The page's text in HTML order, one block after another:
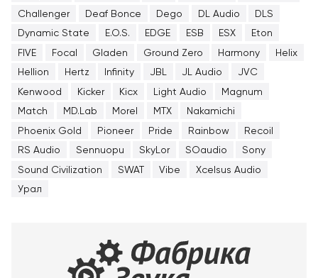
Challenger
Deaf Bonce Dego DL Audio
DLS
Dynamic State
E.O.S. EDGE ESB ESX
Eton
FIVE
Focal Gladen Ground Zero Harmony
Helix
Hellion
Hertz Infinity JBL JL Audio
JVC
Kenwood
Kicker Kicx Light Audio
Magnum
Match
MD.Lab Morel MTX
Nakamichi
Phoenix Gold
Pioneer Pride Rainbow
Recoil
RS Audio
Sennuopu SkyLor SOaudio
Sony
Sound Civilization
SWAT Vibe
Xcelsus Audio
Урал